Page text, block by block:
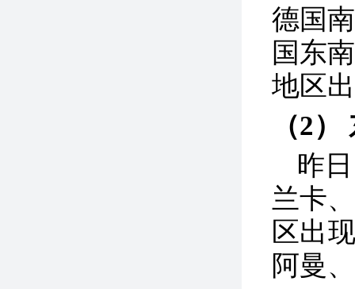
德国
国东
地区
（2
昨
兰卡
区出
阿曼